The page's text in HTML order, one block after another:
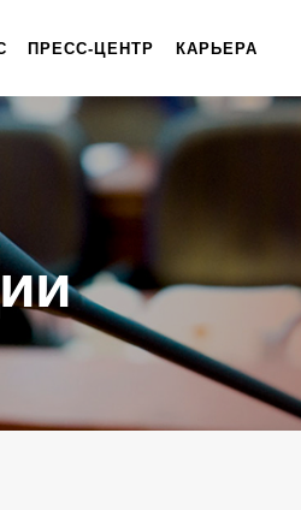
ПРЕСС-ЦЕНТР КАРЬЕРА